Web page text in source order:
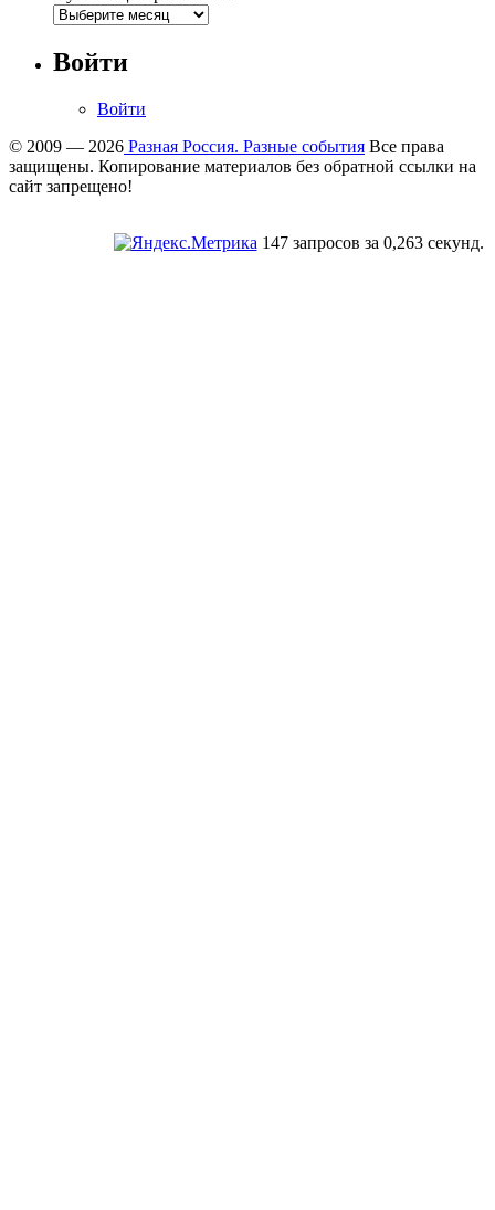
Войти
Войти
© 2009 — 2026 Разная Россия. Разные события Все права
защищены. Копирование материалов без обратной ссылки на
сайт запрещено!
147 запросов за 0,263 секунд.